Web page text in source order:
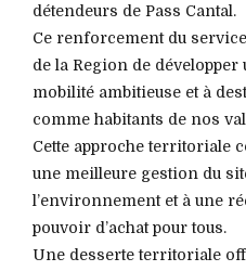
détendeurs de Pass Cantal.
Ce renforcement du
de la Region de développer
mobilité ambitieuse et à
comme habitants de nos
Cette approche territoriale
une meilleure gestion du
l’environnement et à une
pouvoir d’achat pour tous.
Une desserte territoriale